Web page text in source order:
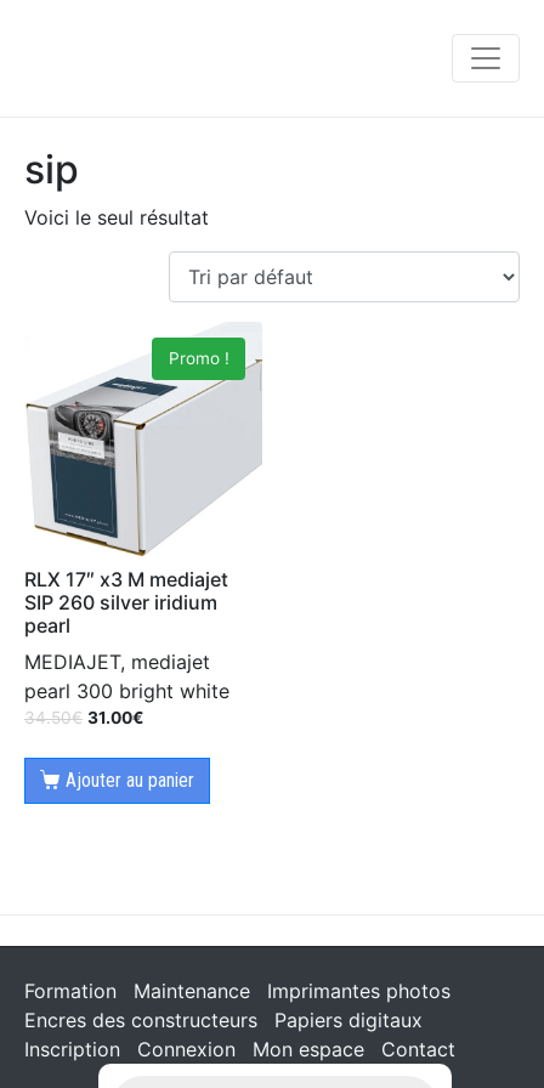
sip
Voici le seul résultat
Promo !
RLX 17″ x3 M mediajet
SIP 260 silver iridium
pearl
MEDIAJET, mediajet
pearl 300 bright white
34.50€ 31.00€
Ajouter au panier
Formation Maintenance
Imprimantes photos
Encres des constructeurs
Papiers digitaux
Inscription
Connexion Mon espace Contact